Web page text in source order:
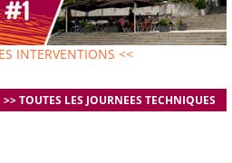
INTERVENTIONS <<
>> TOUTES LES JOURNEES TECHNIQUES